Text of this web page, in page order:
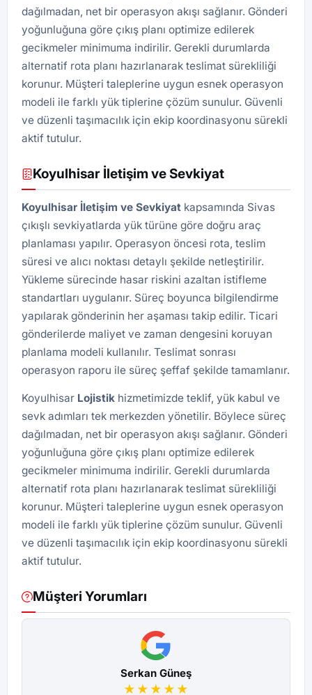
dağılmadan, net bir operasyon akışı sağlanır. Gönderi
yoğunluğuna göre çıkış planı optimize edilerek
gecikmeler minimuma indirilir. Gerekli durumlarda
alternatif rota planı hazırlanarak teslimat sürekliliği
korunur. Müşteri taleplerine uygun esnek operasyon
modeli ile farklı yük tiplerine çözüm sunulur. Güvenli
ve düzenli taşımacılık için ekip koordinasyonu sürekli
aktif tutulur.
Koyulhisar İletişim ve Sevkiyat
Koyulhisar İletişim ve Sevkiyat kapsamında Sivas
çıkışlı sevkiyatlarda yük türüne göre doğru araç
planlaması yapılır. Operasyon öncesi rota, teslim
süresi ve alıcı noktası detaylı şekilde netleştirilir.
Yükleme sürecinde hasar riskini azaltan istifleme
standartları uygulanır. Süreç boyunca bilgilendirme
yapılarak gönderinin her aşaması takip edilir. Ticari
gönderilerde maliyet ve zaman dengesini koruyan
planlama modeli kullanılır. Teslimat sonrası
operasyon raporu ile süreç şeffaf şekilde tamamlanır.
Koyulhisar Lojistik hizmetimizde teklif, yük kabul ve
sevk adımları tek merkezden yönetilir. Böylece süreç
dağılmadan, net bir operasyon akışı sağlanır. Gönderi
yoğunluğuna göre çıkış planı optimize edilerek
gecikmeler minimuma indirilir. Gerekli durumlarda
alternatif rota planı hazırlanarak teslimat sürekliliği
korunur. Müşteri taleplerine uygun esnek operasyon
modeli ile farklı yük tiplerine çözüm sunulur. Güvenli
ve düzenli taşımacılık için ekip koordinasyonu sürekli
aktif tutulur.
Müşteri Yorumları
Serkan Güneş
★★★★★